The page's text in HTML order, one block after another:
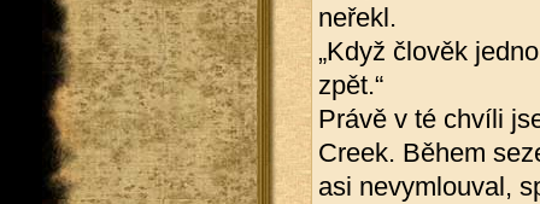
neřekl.
„Když člověk
zpět.“
Právě v té chvíli
Creek. Během
asi nevymlouval,